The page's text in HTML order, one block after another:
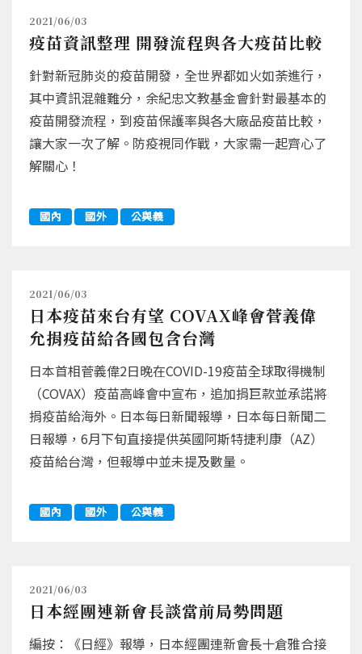
2021/06/03
疫苗資訊整理 開發流程與各大疫苗比較
針對新冠肺炎的疫苗開發，全世界都如火如荼進行，
其中資訊混雜難分，余紀忠文教基金會針對最基本的
疫苗開發流程，到疫苗保護率與各大廠品疫苗比較，
讓大家一次了解。防疫視同作戰，大家需一起齊心了
解關心！
國內 國外 公與義
2021/06/03
日本疫苗來台有望 COVAX峰會菅義偉
允捐疫苗給各國包含台灣
日本首相菅義偉2日晚在COVID-19疫苗全球取得機制
（COVAX）疫苗高峰會中宣布，追加捐巨款並承諾將
捐疫苗給海外。日本每日新聞報導，日本每日新聞二
日報導，6月下旬直接提供英國阿斯特捷利康（AZ）
疫苗給台灣，但報導中並未提及數量。
國內 國外 公與義
2021/06/03
日本經團連新會長談當前局勢問題
編按：《日經》報導，日本經團連新會長十倉雅合接